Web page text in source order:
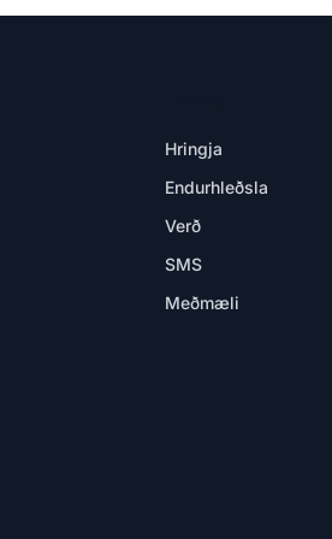
Hringja
Endurhleðsla
Verð
SMS
Meðmæli